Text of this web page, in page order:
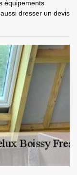
équipements
dresser un devis